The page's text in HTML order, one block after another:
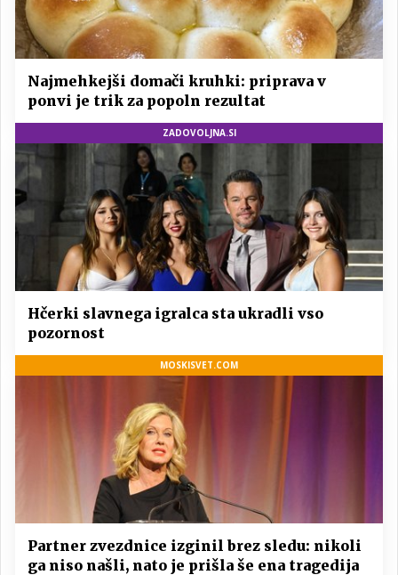
Najmehkejši domači kruhki: priprava v
ponvi je trik za popoln rezultat
ZADOVOLJNA.SI
Hčerki slavnega igralca sta ukradli vso
pozornost
MOSKISVET.COM
Partner zvezdnice izginil brez sledu: nikoli
ga niso našli, nato je prišla še ena tragedija